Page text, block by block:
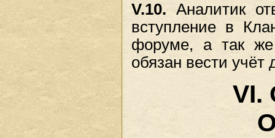
V.10. Аналитик
вступление в
форуме, а так же
обязан вести учёт